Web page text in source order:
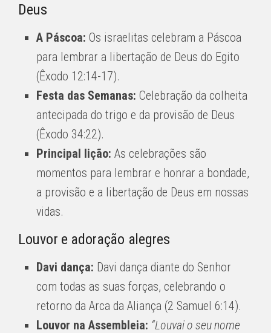
Deus
A Páscoa: Os israelitas celebram a Páscoa
para lembrar a libertação de Deus do Egito
(Êxodo 12:14-17).
Festa das Semanas: Celebração da colheita
antecipada do trigo e da provisão de Deus
(Êxodo 34:22).
Principal lição: As celebrações são
momentos para lembrar e honrar a bondade,
a provisão e a libertação de Deus em nossas
vidas.
Louvor e adoração alegres
Davi dança: Davi dança diante do Senhor
com todas as suas forças, celebrando o
retorno da Arca da Aliança (2 Samuel 6:14).
Louvor na Assembleia: “Louvai o seu nome